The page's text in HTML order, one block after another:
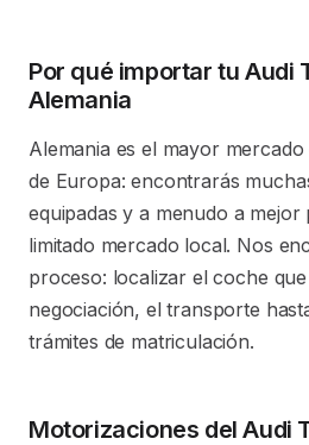
Por qué importar tu Audi
Alemania
Alemania es el mayor
de Europa: encontrarás
equipadas y a menudo a
limitado mercado local. Nos
proceso: localizar el coche
negociación, el transporte
trámites de matriculación.
Motorizaciones del Audi